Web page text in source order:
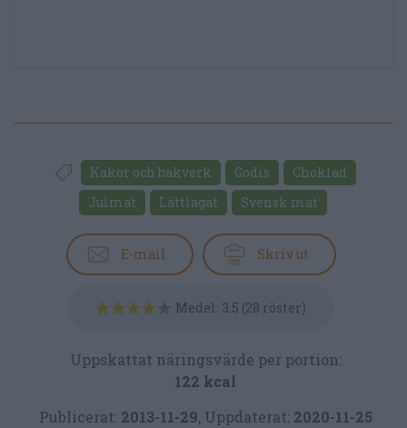
Kakor och bakverk Godis
Choklad
Julmat
Lättlagat Svensk mat
E-mail Skriv ut
Medel: 3.5 (28 röster)
Uppskattat näringsvärde per portion:
122 kcal
Publicerat: 2013-11-29, Uppdaterat: 2020-11-25